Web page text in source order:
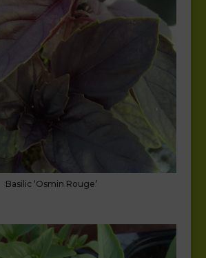
Basilic ‘Osmin Rouge’